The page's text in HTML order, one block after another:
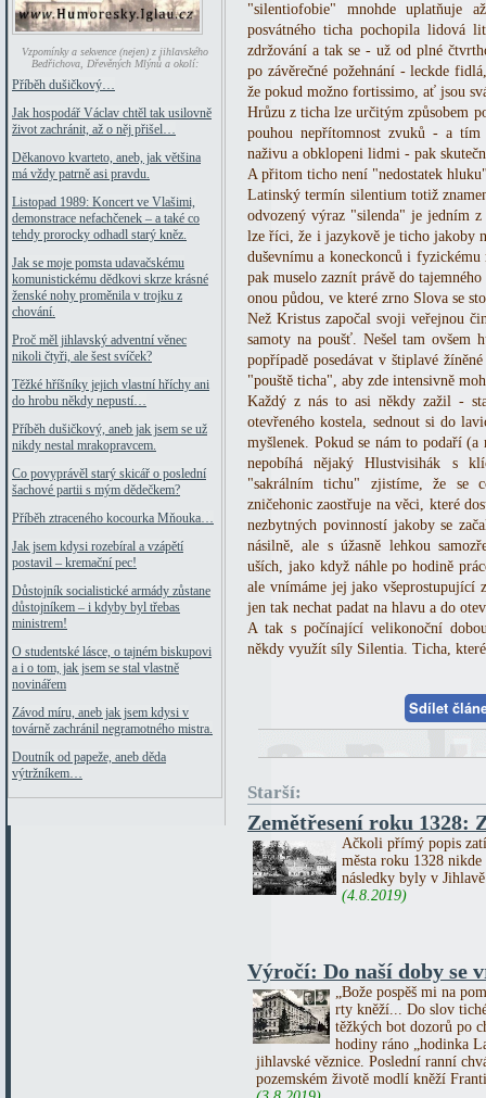
Vzpomínky a sekvence (nejen) z jihlavského
Bedřichova, Dřevěných Mlýnů a okolí:
Příběh dušičkový…
Jak hospodář Václav chtěl tak usilovně
život zachránit, až o něj přišel…
Děkanovo kvarteto, aneb, jak většina
má vždy patrně asi pravdu.
Listopad 1989: Koncert ve Vlašimi,
demonstrace nefachčenek – a také co
tehdy prorocky odhadl starý kněz.
Jak se moje pomsta udavačskému
komunistickému dědkovi skrze krásné
ženské nohy proměnila v trojku z
chování.
Proč měl jihlavský adventní věnec
nikoli čtyři, ale šest svíček?
Těžké hříšníky jejich vlastní hříchy ani
do hrobu někdy nepustí…
Příběh dušičkový, aneb jak jsem se už
nikdy nestal mrakopravcem.
Co povyprávěl starý skicář o poslední
šachové partii s mým dědečkem?
Příběh ztraceného kocourka Mňouka…
Jak jsem kdysi rozebíral a vzápětí
postavil – kremační pec!
Důstojník socialistické armády zůstane
důstojníkem – i kdyby byl třebas
ministrem!
O studentské lásce, o tajném biskupovi
a i o tom, jak jsem se stal vlastně
novinářem
Závod míru, aneb jak jsem kdysi v
továrně zachránil negramotného mistra.
Doutník od papeže, aneb děda
výtržníkem…
"silentiofobie" mnohde uplatňuje
posvátného ticha pochopila lidová
zdržování a tak se - už od plné
po závěrečné požehnání - leckde
že pokud možno fortissimo, ať jsou
Hrůzu z ticha lze určitým způsobem
pouhou nepřítomnost zvuků - a tím
naživu a obklopeni lidmi - pak
A přitom ticho není "nedostatek
Latinský termín silentium totiž
odvozený výraz "silenda" je jedním
lze říci, že i jazykově je ticho jakoby
duševnímu a koneckonců i
pak muselo zaznít právě do
onou půdou, ve které zrno Slova se
Než Kristus započal svoji veřejnou
samoty na poušť. Nešel tam ovšem
popřípadě posedávat v štiplavé
"pouště ticha", aby zde intensivně
Každý z nás to asi někdy zažil -
otevřeného kostela, sednout si do
myšlenek. Pokud se nám to podaří
nepobíhá nějaký Hlustvisihák s
"sakrálním tichu" zjistíme, že se
zničehonic zaostřuje na věci, které
nezbytných povinností jakoby se
násilně, ale s úžasně lehkou
uších, jako když náhle po hodině
ale vnímáme jej jako všeprostupující
jen tak nechat padat na hlavu a do
A tak s počínající velikonoční
někdy využít síly Silentia. Ticha,
Sdílet
Starší:
Zemětřesení roku 1328:
Ačkoli přímý popis
města roku 1328
následky byly v
(4.8.2019)
Výročí: Do naší doby se
„Bože pospěš mi na
rty kněží... Do slov
těžkých bot dozorů po
hodiny ráno „hodinka
jihlavské věznice. Poslední ranní
pozemském životě modlí kněží